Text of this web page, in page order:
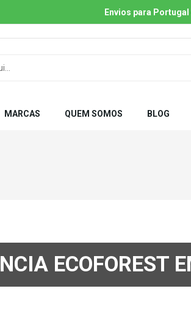
Envios para Portugal
MARCAS QUEM SOMOS BLOG
ECOFOREST